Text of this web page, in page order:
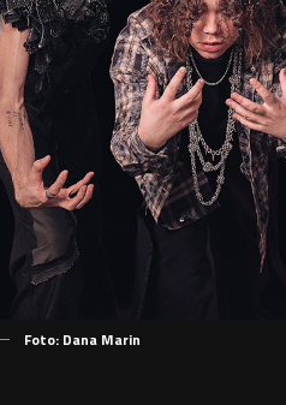
Foto: Dana Marin